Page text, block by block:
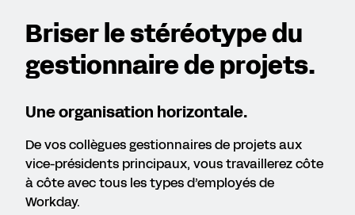
Briser le stéréotype du
gestionnaire de projets.
Une organisation horizontale.
De vos collègues gestionnaires de projets aux
vice-présidents principaux, vous travaillerez côte
à côte avec tous les types d’employés de
Workday.